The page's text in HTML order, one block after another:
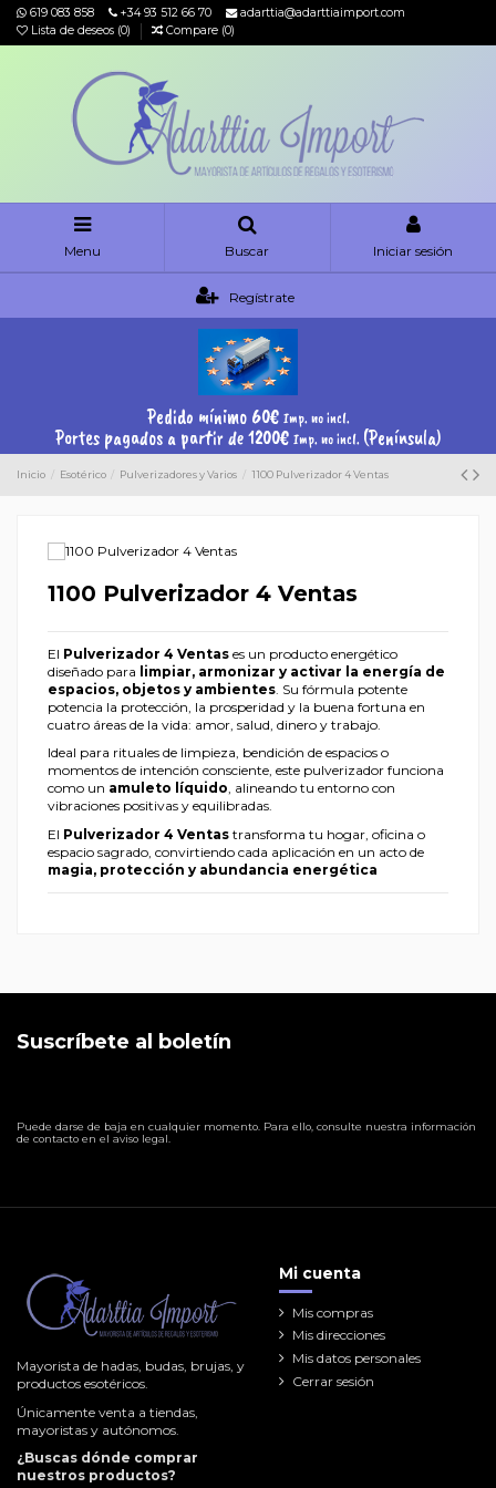
619 083 858 +34 93 512 66 70
adarttia@adarttiaimport.com
Lista de deseos (0) Compare (0)
Menu Buscar Iniciar sesión
Regístrate
Pedido mínimo 60€ Imp. no incl.
Portes pagados a partir de 1200€ Imp. no incl. (Península)
Inicio Esotérico Pulverizadores y Varios 1100 Pulverizador 4 Ventas
1100 Pulverizador 4 Ventas
El Pulverizador 4 Ventas es un producto energético
diseñado para limpiar, armonizar y activar la energía de
espacios, objetos y ambientes . Su fórmula potente
potencia la protección, la prosperidad y la buena fortuna en
cuatro áreas de la vida: amor, salud, dinero y trabajo.
Ideal para rituales de limpieza, bendición de espacios o
momentos de intención consciente, este pulverizador funciona
como un amuleto líquido, alineando tu entorno con
vibraciones positivas y equilibradas.
El Pulverizador 4 Ventas transforma tu hogar, oficina o
espacio sagrado, convirtiendo cada aplicación en un acto de
magia, protección y abundancia energética
Suscríbete al boletín
Puede darse de baja en cualquier momento. Para ello, consulte nuestra información
de contacto en el aviso legal.
Mayorista de hadas, budas, brujas, y
productos esotéricos.
Únicamente venta a tiendas,
mayoristas y autónomos.
¿Buscas dónde comprar
nuestros productos?
Mi cuenta
Mis compras
Mis direcciones
Mis datos personales
Cerrar sesión